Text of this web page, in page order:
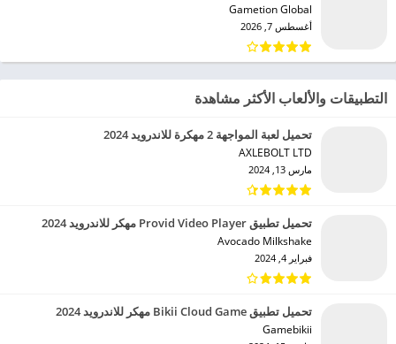
Gametion Global‏
أغسطس 7, 2026
التطبيقات والألعاب الأكثر مشاهدة
تحميل لعبة المواجهة 2 مهكرة للاندرويد 2024
AXLEBOLT LTD‏
مارس 13, 2024
تحميل تطبيق Provid Video Player مهكر للاندرويد 2024
Avocado Milkshake‏
فبراير 4, 2024
تحميل تطبيق Bikii Cloud Game مهكر للاندرويد 2024
Gamebikii‏